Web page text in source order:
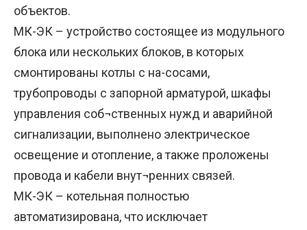
объектов.
МК-ЭК – устройство состоящее из модульного
блока или нескольких блоков, в которых
смонтированы котлы с на-сосами,
трубопроводы с запорной арматурой, шкафы
управления соб¬ственных нужд и аварийной
сигнализации, выполнено электрическое
освещение и отопление, а также проложены
провода и кабели внут¬ренних связей.
МК-ЭК – котельная полностью
автоматизирована, что исключает